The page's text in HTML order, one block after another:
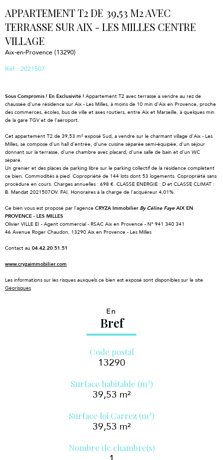
APPARTEMENT T2 DE 39,53 M2 AVEC
TERRASSE SUR AIX - LES MILLES CENTRE
VILLAGE
Aix-en-Provence (13290)
Réf : 2021507
Sous Compromis ! En Exclusivité ! Appartement T2 avec terrasse a vendre au rez de
chaussée d'une résidence sur Aix - Les Milles, à moins de 10 min d'Aix en Provence, proche
des commerces, écoles, bus de ville et axes routiers, entre Aix et Marseille, à quelques min
de la gare TGV et de l’aéroport.
Cet appartement T2 de 39,53 m² exposé Sud, a vendre sur le charmant village d'Aix - Les
Milles, se compose d'un hall d'entrée, d'une cuisine séparée semi-équipée, d'un séjour
donnant sur la terrasse, d'une chambre avec placard, d'une salle de bain et d'un WC
séparé.
Un grenier et des places de parking libre sur le parking collectif de la résidence complètent
ce bien. Commodités à pied. Copropriété de 144 lots dont 53 logements. Copropriété sans
procédure en cours. Charges annuelles : 698 €. CLASSE ENERGIE : D et CLASSE CLIMAT :
B. Mandat 2021507OV. FAI. Honoraires à la charge de l'acquéreur 4,01%.
Ce bien vous est proposé par l'agence CRYZA Immobilier By Céline Faye AIX EN
PROVENCE - LES MILLES
Olivier VILLE EI - Agent commercial - RSAC Aix en Provence - N° 941 340 341
46 Avenue Roger Chaudon, 13290 Aix en Provence - Les Milles
Contact au 04.42.20.51.51
www.cryzaimmobilier.com
Les informations sur les risques auxquels ce bien est exposé sont disponibles sur le site
Géorisques
En
Bref
Code postal
13290
Surface habitable (m²)
39,53 m²
Surface loi Carrez (m²)
39,53 m²
Nombre de chambre(s)